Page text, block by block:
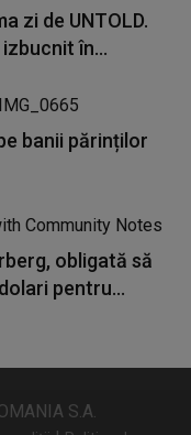
zi de UNTOLD.
în...
banii părinților
obligată să
pentru...
S.A.